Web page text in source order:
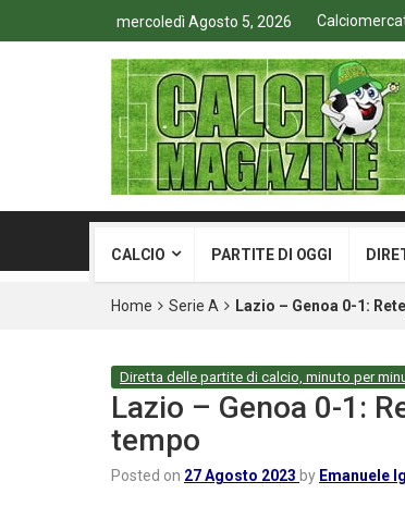
mercoledì Agosto 5, 2026
CALCIO PARTITE DI OGGI
Home Serie A Lazio – Genoa 0-1:
Diretta delle partite di calcio, minuto per
Lazio – Genoa 0-1:
tempo
Posted on 27 Agosto 2023 by Emanuele